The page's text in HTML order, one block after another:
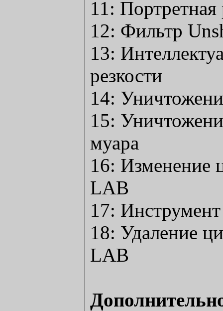
11:
12: Фильтр
13:
резкости
14:
15:
муара
16: Изменение
LAB
17:
18: Удаление
LAB